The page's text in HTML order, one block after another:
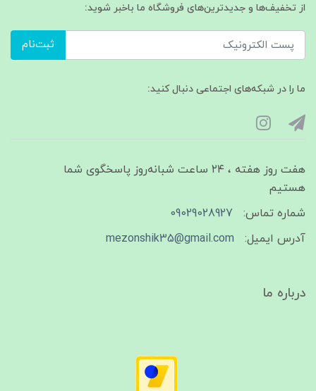
از تخفیف‌ها و جدیدترین‌های فروشگاه ما باخبر شوید:
ثبت‌نام
ما را در شبکه‌های اجتماعی دنبال کنید:
هفت روز هفته ، ۲۴ ساعت شبانه‌روز پاسخگوی شما
هستیم
شماره تماس:
09029028927
آدرس ایمیل:
mezonshik35@gmail.com
درباره ما